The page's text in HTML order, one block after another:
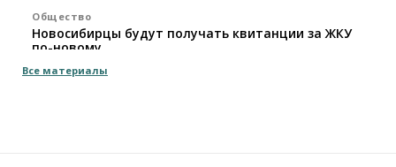
Общество
Новосибирцы будут получать квитанции за ЖКУ
по-новому
08 Августа 2026, 09:00
Все материалы